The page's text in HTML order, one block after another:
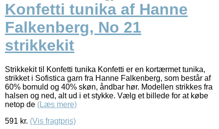
Konfetti tunika af Hanne
Falkenberg, No 21
strikkekit
Strikkekit til Konfetti tunika Konfetti er en kortærmet tunika,
strikket i Sofistica garn fra Hanne Falkenberg, som består af
60% bomuld og 40% skøn, åndbar hør. Modellen strikkes fra
halsen og ned, alt ud i et stykke. Vælg et billede for at købe
netop de (Læs mere)
591 kr. (Vis fragtpris)